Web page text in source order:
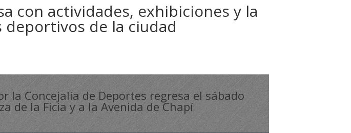
con actividades, exhibiciones y la
de la ciudad
la Concejalía de Deportes regresa el sábado
de la Ficia y a la Avenida de Chapí